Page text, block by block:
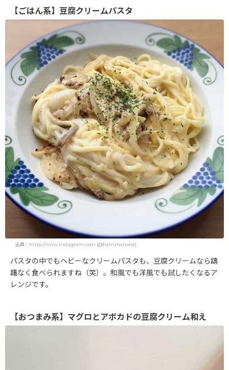
【ごはん系】豆腐クリームパスタ
出典：https://www.instagram.com (@hammanone)
パスタの中でもヘビーなクリームパスタも、豆腐クリームなら躊
躇なく食べられますね（笑）。和風でも洋風でも試したくなるア
レンジです。
【おつまみ系】マグロとアボカドの豆腐クリーム和え